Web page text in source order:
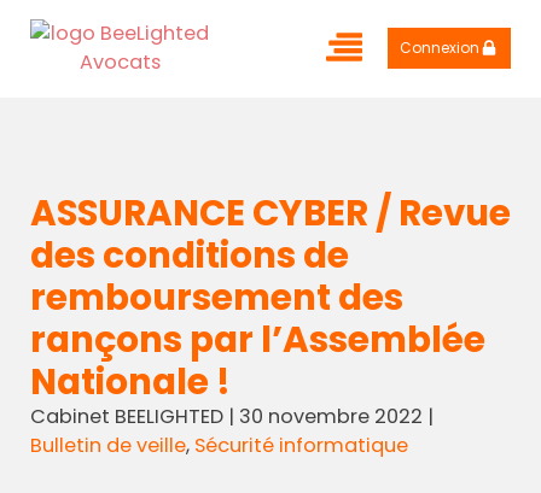
Connexion
ASSURANCE CYBER / Revue
des conditions de
remboursement des
rançons par l’Assemblée
Nationale !
Cabinet BEELIGHTED| 30 novembre 2022 |
Bulletin de veille, Sécurité informatique